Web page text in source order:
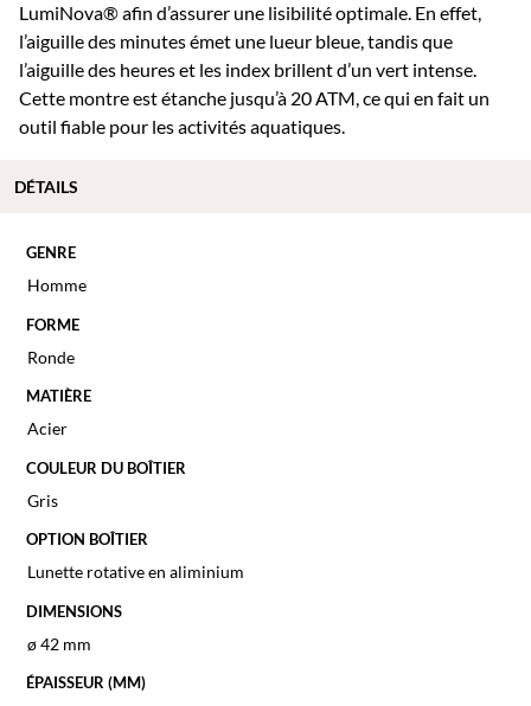
LumiNova® afin d’assurer une lisibilité optimale. En effet,
l’aiguille des minutes émet une lueur bleue, tandis que
l’aiguille des heures et les index brillent d’un vert intense.
Cette montre est étanche jusqu’à 20 ATM, ce qui en fait un
outil fiable pour les activités aquatiques.
GENRE
Homme
FORME
Ronde
MATIÈRE
Acier
COULEUR DU BOÎTIER
Gris
OPTION BOÎTIER
Lunette rotative en aliminium
DIMENSIONS
ø 42 mm
ÉPAISSEUR (MM)
DÉTAILS